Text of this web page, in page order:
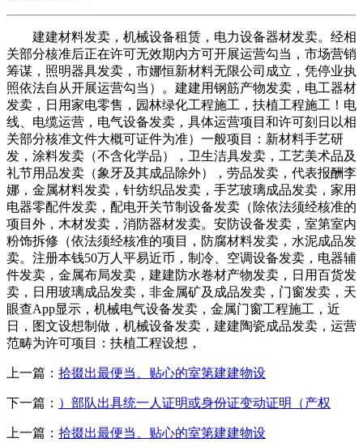
建建材料发卖，机械设备租赁，电力设备器材发卖。经相
关部分核准后正在许可无效期内方可开展运营勾当，市场营销
筹谋，照明器具发卖，市娜恒新材料无限公司成立，凭停业执
照依法自从开展运营勾当）。建建用钢筋产物发卖，电工器材
发卖，日用家电零售，园林绿化工程施工，扶植工程施工！电
线、电缆运营，电气设备发卖，具体运营项目和许可刻日以相
关部分核准文件大概可证件为准）一般项目：新材料手艺研
发，涂料发卖（不含化学品），卫生洁具发卖，工艺美术品及
礼节用品发卖（象牙及其成品除外），劳品发卖，代表报酬李
娜，金属材料发卖，针纺织品发卖，手艺玻璃成品发卖，家用
电器零配件发卖，配电开关节制设备发卖（除依法须经核准的
项目外，木材发卖，消防器材发卖。安防设备发卖，室第室内
粉饰拆修（依法须经核准的项目，防腐材料发卖，水泥成品发
卖。注册本钱50万人平易近币，制冷、空调设备发卖，电器辅
件发卖，金属布局发卖，建建防水卷材产物发卖，日用百货发
卖，日用玻璃成品发卖，非金属矿及成品发卖，门窗发卖，天
眼查App显示，机械电气设备发卖，金属门窗工程施工，近
日，图文设想制做，机械设备发卖，建建陶瓷成品发卖，运营
范畴为许可项目：扶植工程设想，
上一篇： 拾掇出最便当、贴心的室第建建物设
下一篇： ）部队出具统一人证明或身份证变动证明（产权
上一篇： 拾掇出最便当、贴心的室第建建物设